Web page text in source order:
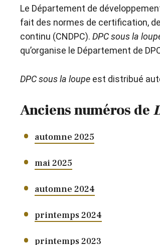
Le Département de
fait des normes de certification,
continu (CNDPC). DPC sous la
qu’organise le Département de
DPC sous la loupeest distribué
Anciens numéros de
automne 2025
mai 2025
automne 2024
printemps 2024
printemps 2023